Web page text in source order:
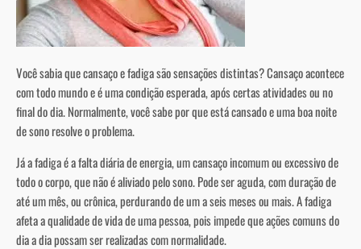
Você sabia que cansaço e fadiga são sensações distintas? Cansaço acontece
com todo mundo e é uma condição esperada, após certas atividades ou no
final do dia. Normalmente, você sabe por que está cansado e uma boa noite
de sono resolve o problema.
Já a fadiga é a falta diária de energia, um cansaço incomum ou excessivo de
todo o corpo, que não é aliviado pelo sono. Pode ser aguda, com duração de
até um mês, ou crônica, perdurando de um a seis meses ou mais. A fadiga
afeta a qualidade de vida de uma pessoa, pois impede que ações comuns do
dia a dia possam ser realizadas com normalidade.